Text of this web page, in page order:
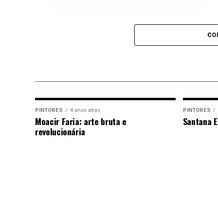
É um artista talentoso e comprometido
música e pelo rap o levou a se tornar
inteligentes e cativantes o tornaram um
PINTORES 4 anos atrás
Moacir Faria: arte bruta e
revolucionária
PINTORES
Santana